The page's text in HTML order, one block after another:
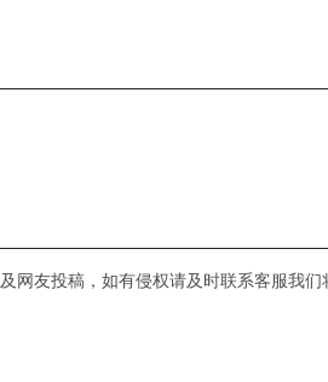
网友投稿，如有侵权请及时联系客服我们